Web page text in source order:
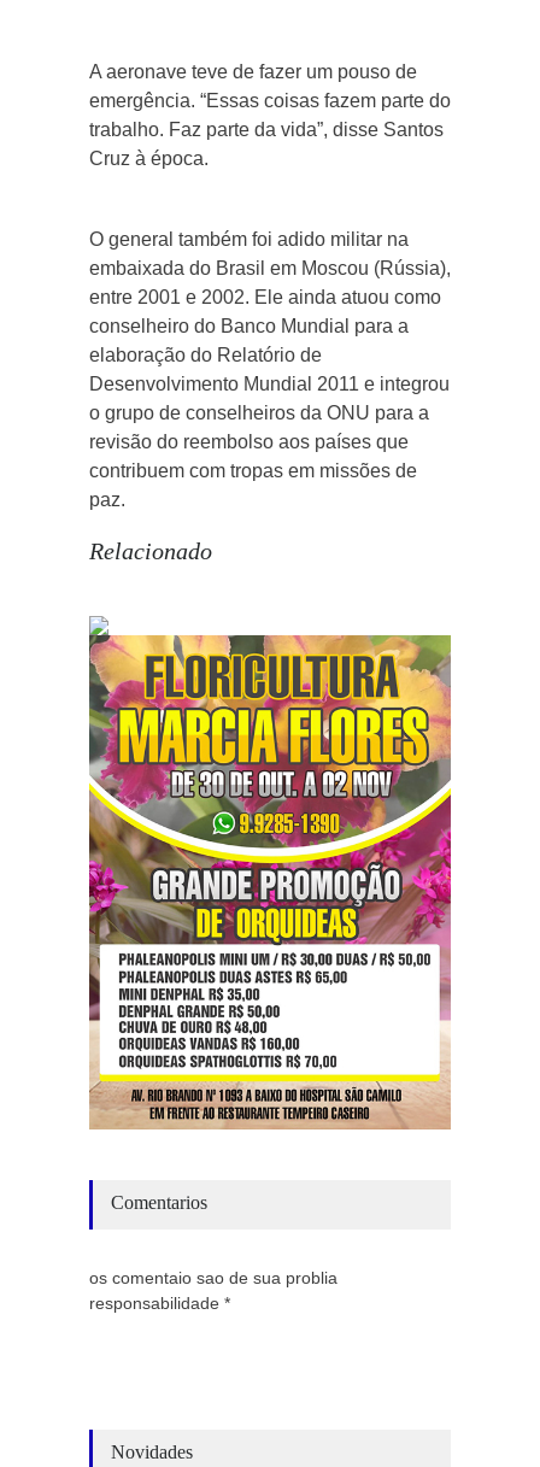
A aeronave teve de fazer um pouso de
emergência. “Essas coisas fazem parte do
trabalho. Faz parte da vida”, disse Santos
Cruz à época.
O general também foi adido militar na
embaixada do Brasil em Moscou (Rússia),
entre 2001 e 2002. Ele ainda atuou como
conselheiro do Banco Mundial para a
elaboração do Relatório de
Desenvolvimento Mundial 2011 e integrou
o grupo de conselheiros da ONU para a
revisão do reembolso aos países que
contribuem com tropas em missões de
paz.
Relacionado
Comentarios
os comentaio sao de sua problia
responsabilidade *
Novidades